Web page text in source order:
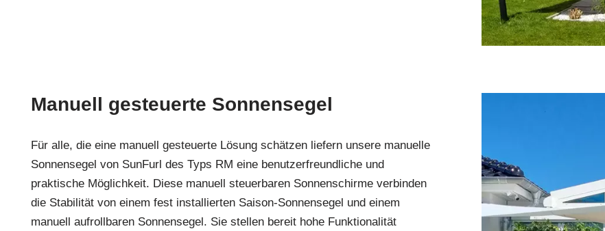
Manuell gesteuerte Sonnensegel
Für alle, die eine manuell gesteuerte Lösung schätzen liefern unsere manuelle
Sonnensegel von SunFurl des Typs RM eine benutzerfreundliche und
praktische Möglichkeit. Diese manuell steuerbaren Sonnenschirme verbinden
die Stabilität von einem fest installierten Saison-Sonnensegel und einem
manuell aufrollbaren Sonnensegel. Sie stellen bereit hohe Funktionalität